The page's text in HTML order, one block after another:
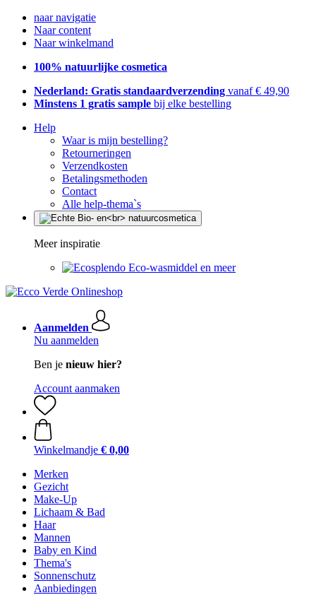
naar navigatie
Naar content
Naar winkelmand
100% natuurlijke cosmetica
Nederland: Gratis standaardverzending vanaf € 49,90
Minstens 1 gratis sample bij elke bestelling
Help
Waar is mijn bestelling?
Retourneringen
Verzendkosten
Betalingsmethoden
Contact
Alle help-thema`s
Meer inspiratie
Eco-wasmiddel en meer
Aanmelden
Nu aanmelden
Ben je nieuw hier?
Account aanmaken
Winkelmandje € 0,00
Merken
Gezicht
Make-Up
Lichaam & Bad
Haar
Mannen
Baby en Kind
Thema's
Sonnenschutz
Aanbiedingen